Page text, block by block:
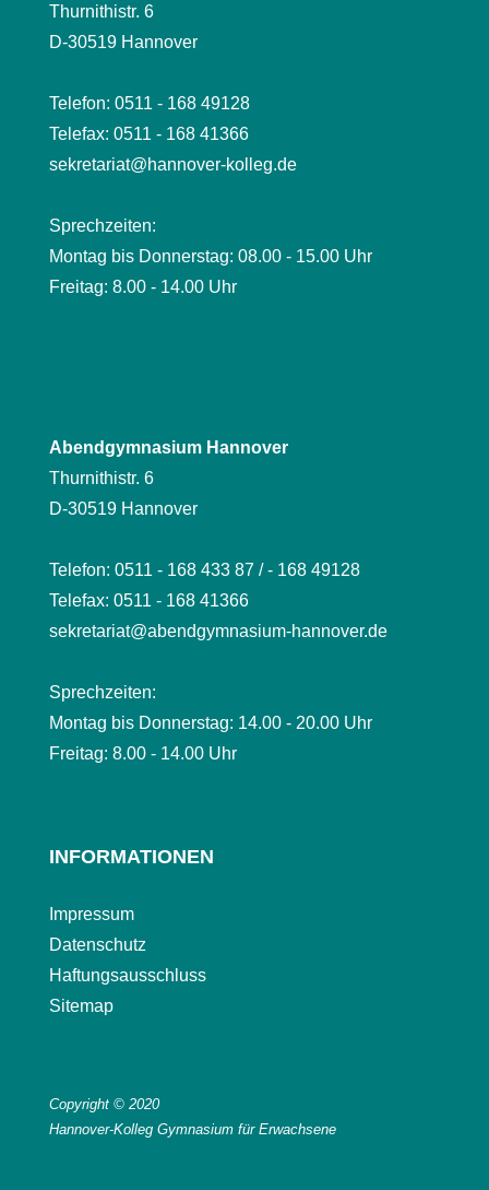
Thurnithistr. 6
D-30519 Hannover
Telefon: 0511 - 168 49128
Telefax: 0511 - 168 41366
sekretariat@hannover-kolleg.de
Sprechzeiten:
Montag bis Donnerstag: 08.00 - 15.00 Uhr
Freitag: 8.00 - 14.00 Uhr
Abendgymnasium Hannover
Thurnithistr. 6
D-30519 Hannover
Telefon: 0511 - 168 433 87 / - 168 49128
Telefax: 0511 - 168 41366
sekretariat@abendgymnasium-hannover.de
Sprechzeiten:
Montag bis Donnerstag: 14.00 - 20.00 Uhr
Freitag: 8.00 - 14.00 Uhr
INFORMATIONEN
Impressum
Datenschutz
Haftungsausschluss
Sitemap
Copyright © 2020
Hannover-Kolleg Gymnasium für Erwachsene